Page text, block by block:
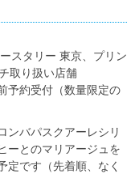
スタリー 東京、プリン
取り扱い店舗
予約受付（数量限定の
ンバパスクアーレシリ
ーとのマリアージュを
定です（先着順、なく